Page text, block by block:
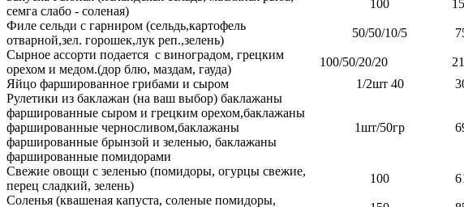
семга слабо - соленая)
100
Филе сельди с гарниром (сельдь,картофель
отварной,зел. горошек,лук реп.,зелень)
50/50/10/5
Сырное ассорти подается с виноградом, грецким
орехом и медом.(дор блю, маздам, гауда)
100/50/20/20
Яйцо фаршированное грибами и сыром 1/2шт 40
Рулетики из баклажан (на ваш выбор) баклажаны
фаршированные сыром и грецким орехом,баклажаны
фаршированные черносливом,баклажаны
фаршированные брынзой и зеленью, баклажаны
фаршированные помидорами
1шт/50гр
Свежие овощи с зеленью (помидоры, огурцы свежие,
перец сладкий, зелень)
100
Соленья (квашеная капуста, соленые помидоры,